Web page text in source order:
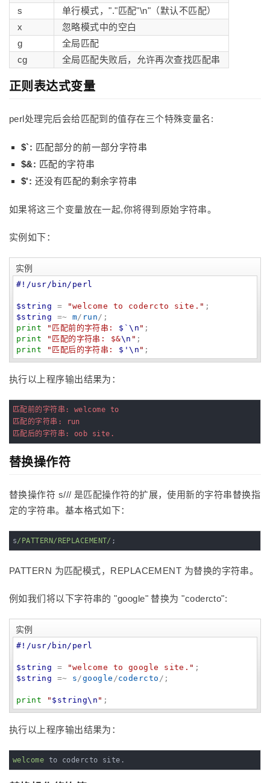
s
单行模式，"."匹配"\n"（默认不匹配）
x
忽略模式中的空白
g
全局匹配
cg
全局匹配失败后，允许再次查找匹配串
正则表达式变量
perl处理完后会给匹配到的值存在三个特殊变量名:
$`: 匹配部分的前一部分字符串
$&: 匹配的字符串
$': 还没有匹配的剩余字符串
如果将这三个变量放在一起,你将得到原始字符串。
实例如下：
实例
#!/usr/bin/perl
$string = "welcome to codercto site. "
$string =~ m/ run
print
" 匹配前的字符串: $`\n "
print
" 匹配的字符串: $&\n "
print
" 匹配后的字符串: $'\n " ;
执行以上程序输出结果为：
匹配前的字符串: welcome to
匹配的字符串: run
匹配后的字符串: oob site.
替换操作符
替换操作符 s/// 是匹配操作符的扩展，使用新的字符串替换指
定的字符串。基本格式如下：
s/PATTERN/REPLACEMENT/ ;
PATTERN 为匹配模式，REPLACEMENT 为替换的字符串。
例如我们将以下字符串的 "google" 替换为 "codercto":
实例
#!/usr/bin/perl
$string = "welcome to google site. "
$string =~ s/google /codercto /;
print " $string\n " ;
执行以上程序输出结果为：
welcome to codercto site.